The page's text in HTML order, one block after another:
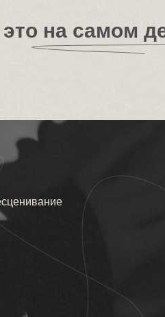
на самом